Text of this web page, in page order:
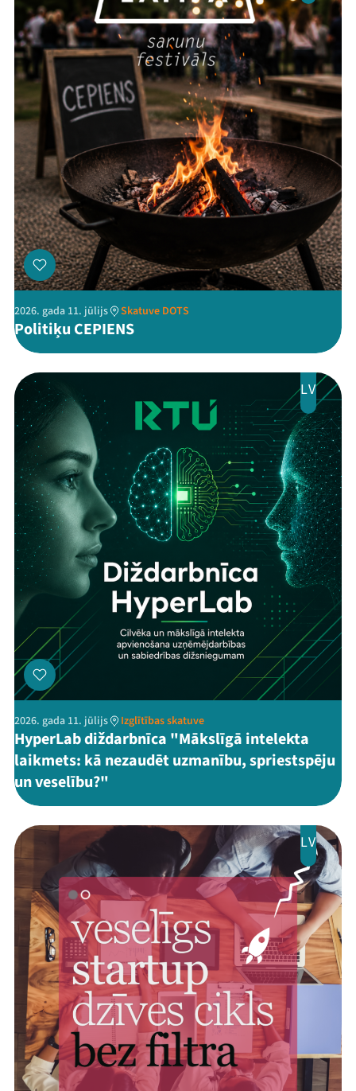
Festivāls
Programma
Arhīvs
Viņi bija LAMPĀ 2026
Jaunumi
Ziedo
Veikals
Kontakti
ThreadsFacebookYoutube
X Instagram
Flick TikTok
2026. gada 11. jūlijs Skatuve DOTS
Politiķu CEPIENS
LV
2026. gada 11. jūlijs Izglītības skatuve
HyperLab diždarbnīca "Mākslīgā intelekta
laikmets: kā nezaudēt uzmanību, spriestspēju
un veselību?"
LV